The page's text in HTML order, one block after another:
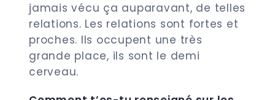
jamais vécu ça auparavant, de telles
relations. Les relations sont fortes et
proches. Ils occupent une très
grande place, ils sont le demi
cerveau.